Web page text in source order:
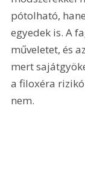
pótolható,
egyedek is. A
műveletet, és
mert
a filoxéra
nem.